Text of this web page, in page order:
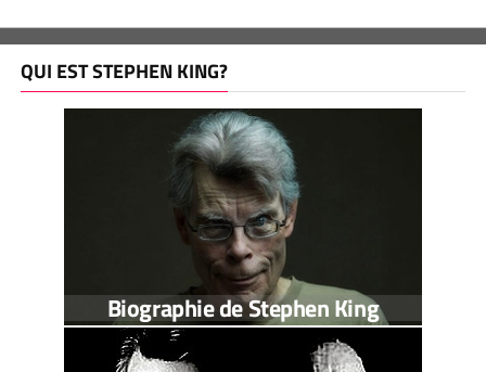
QUI EST STEPHEN KING?
Biographie de Stephen King